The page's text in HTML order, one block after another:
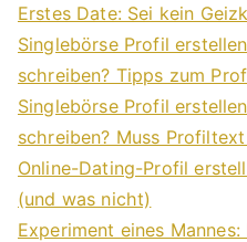
Erstes Date: Sei kein
Singlebörse Profil
schreiben? Tipps zum
Singlebörse Profil
schreiben? Muss
Online-Dating-Profil
(und was nicht)
Experiment eines